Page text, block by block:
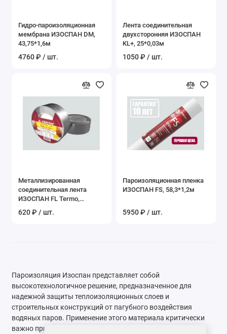
Гидро-пароизоляционная
мембрана ИЗОСПАН DM,
43,75*1,6м
4760 ₽ / шт.
Лента соединительная
двухсторонняя ИЗОСПАН
KL+, 25*0,03м
1050 ₽ / шт.
Металлизированная
соединительная лента
ИЗОСПАН FL Termo,
620 ₽ / шт.
Пароизоляционная пленка
ИЗОСПАН FS, 58,3*1,2м
5950 ₽ / шт.
Пароизоляция Изоспан представляет собой
высокотехнологичное решение, предназначенное для
надежной защиты теплоизоляционных слоев и
строительных конструкций от пагубного воздействия
водяных паров. Применение этого материала критически
важно при возведении современных энергоэффективных